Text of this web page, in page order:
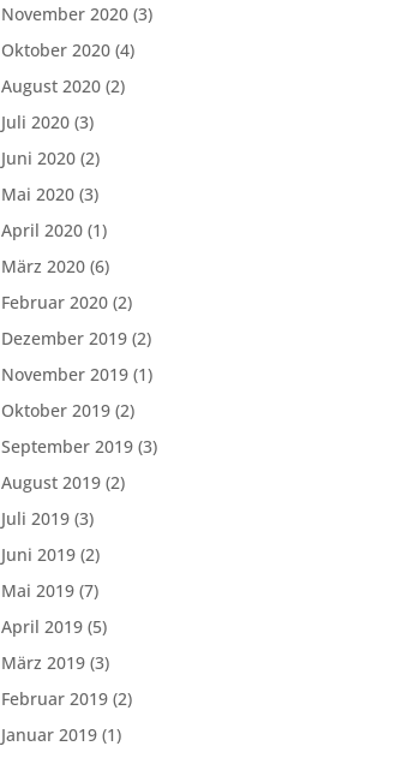
November 2020 (3)
Oktober 2020 (4)
August 2020 (2)
Juli 2020 (3)
Juni 2020 (2)
Mai 2020 (3)
April 2020 (1)
März 2020 (6)
Februar 2020 (2)
Dezember 2019 (2)
November 2019 (1)
Oktober 2019 (2)
September 2019 (3)
August 2019 (2)
Juli 2019 (3)
Juni 2019 (2)
Mai 2019 (7)
April 2019 (5)
März 2019 (3)
Februar 2019 (2)
Januar 2019 (1)